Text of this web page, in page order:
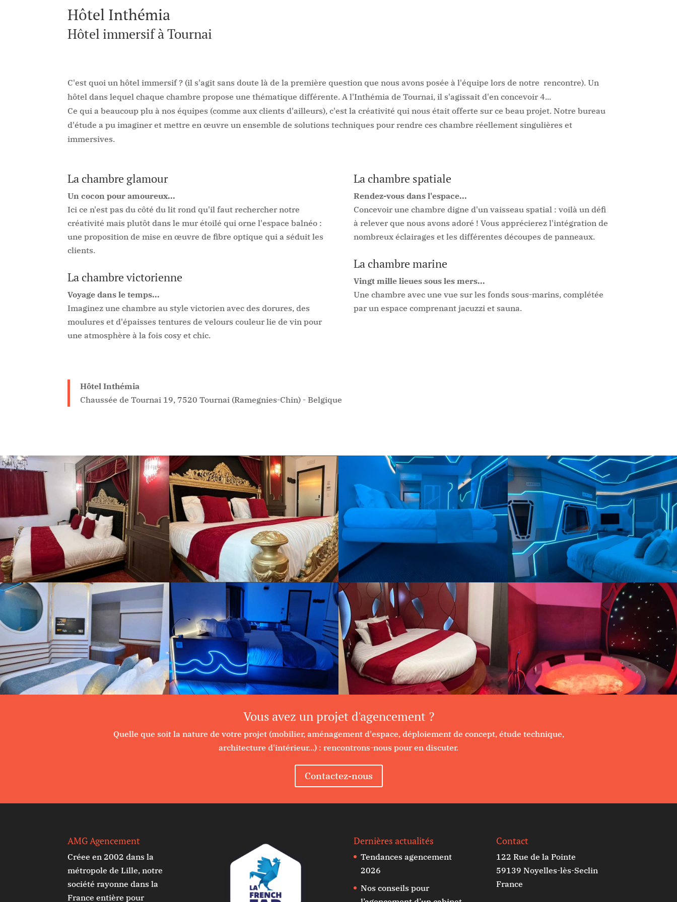
Hôtel Inthémia
Hôtel immersif à Tournai
C'est quoi un hôtel immersif ? (il s'agit sans doute là de la première question que nous avons posée à l'équipe lors de notre rencontre). Un
hôtel dans lequel chaque chambre propose une thématique différente. A l'Inthémia de Tournai, il s'agissait d'en concevoir 4...
Ce qui a beaucoup plu à nos équipes (comme aux clients d'ailleurs), c'est la créativité qui nous était offerte sur ce beau projet. Notre bureau
d'étude a pu imaginer et mettre en œuvre un ensemble de solutions techniques pour rendre ces chambre réellement singulières et
immersives.
La chambre glamour
Un cocon pour amoureux...
Ici ce n'est pas du côté du lit rond qu'il faut rechercher notre
créativité mais plutôt dans le mur étoilé qui orne l'espace balnéo :
une proposition de mise en œuvre de fibre optique qui a séduit les
clients.
La chambre victorienne
Voyage dans le temps...
Imaginez une chambre au style victorien avec des dorures, des
moulures et d'épaisses tentures de velours couleur lie de vin pour
une atmosphère à la fois cosy et chic.
La chambre spatiale
Rendez-vous dans l'espace...
Concevoir une chambre digne d'un vaisseau spatial : voilà un défi
à relever que nous avons adoré ! Vous apprécierez l'intégration de
nombreux éclairages et les différentes découpes de panneaux.
La chambre marine
Vingt mille lieues sous les mers...
Une chambre avec une vue sur les fonds sous-marins, complétée
par un espace comprenant jacuzzi et sauna.
Hôtel Inthémia
Chaussée de Tournai 19, 7520 Tournai (Ramegnies-Chin) - Belgique
Vous avez un projet d'agencement ?
Quelle que soit la nature de votre projet (mobilier, aménagement d'espace, déploiement de concept, étude technique,
architecture d'intérieur...) : rencontrons-nous pour en discuter.
Contactez-nous
AMG Agencement
Créee en 2002 dans la
métropole de Lille, notre
société rayonne dans la
France entière pour
Dernières actualités
Tendances agencement
2026
Nos conseils pour
Contact
122 Rue de la Pointe
59139 Noyelles-lès-Seclin
France